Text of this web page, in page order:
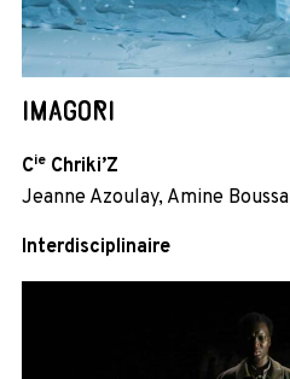
IMAGORI
Cie Chriki’Z
Jeanne Azoulay, Amine Boussa
Interdisciplinaire